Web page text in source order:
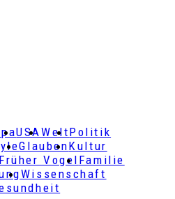
USAWeltPolitik
GlaubenKultur
Früher Vogel Familie
Wissenschaft